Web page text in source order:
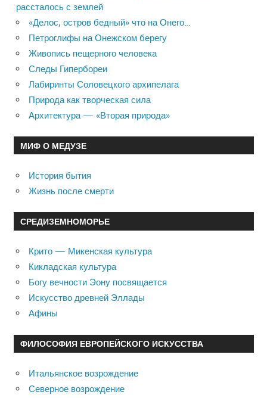
рассталось с землей
«Делос, остров бедный» что на Онего…
Петроглифы на Онежском берегу
Живопись пещерного человека
Следы Гипербореи
Лабиринты Соловецкого архипелага
Природа как творческая сила
Архитектура — «Вторая природа»
МИФ О МЕДУЗЕ
История бытия
Жизнь после смерти
СРЕДИЗЕМНОМОРЬЕ
Крито — Микенская культура
Кикладская культура
Богу вечности Эону посвящается
Искусство древней Эллады
Афины
ФИЛОСОФИЯ ЕВРОПЕЙСКОГО ИСКУССТВА
Итальянское возрождение
Северное возрождение